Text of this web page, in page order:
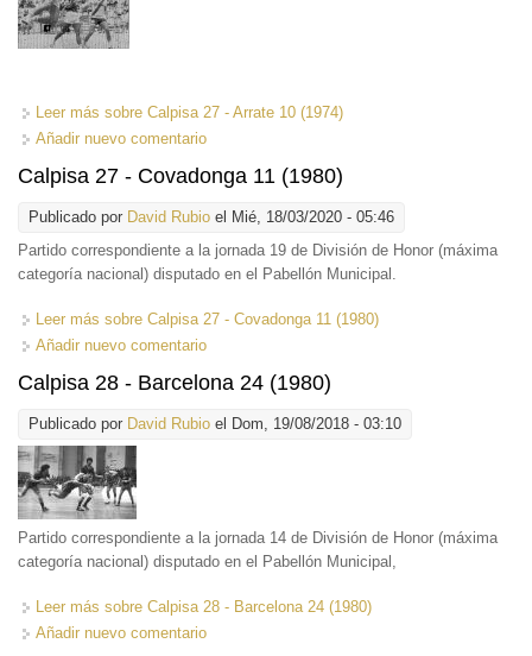
Leer más sobre Calpisa 27 - Arrate 10 (1974)
Añadir nuevo comentario
Calpisa 27 - Covadonga 11 (1980)
Publicado por David Rubio el Mié, 18/03/2020 - 05:46
Partido correspondiente a la jornada 19 de División de Honor (máxima
categoría nacional) disputado en el Pabellón Municipal.
Leer más sobre Calpisa 27 - Covadonga 11 (1980)
Añadir nuevo comentario
Calpisa 28 - Barcelona 24 (1980)
Publicado por David Rubio el Dom, 19/08/2018 - 03:10
Partido correspondiente a la jornada 14 de División de Honor (máxima
categoría nacional) disputado en el Pabellón Municipal,
Leer más sobre Calpisa 28 - Barcelona 24 (1980)
Añadir nuevo comentario